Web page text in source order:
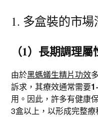
1. 多盒裝的市
（1）長期調理
由於黑螞蟻生精片功效
訴求，其療效通常需要
用。因此，許多有健康
3盒以上，以形成完整療